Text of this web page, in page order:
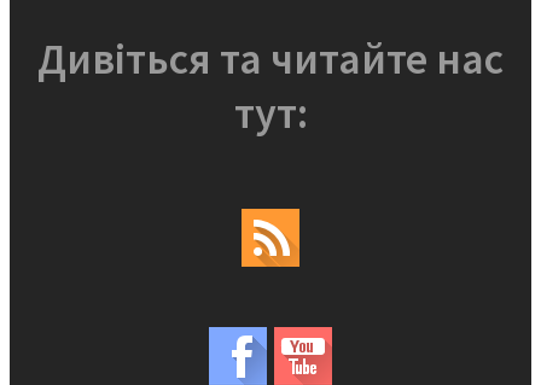
Дивіться та читайте нас
тут: